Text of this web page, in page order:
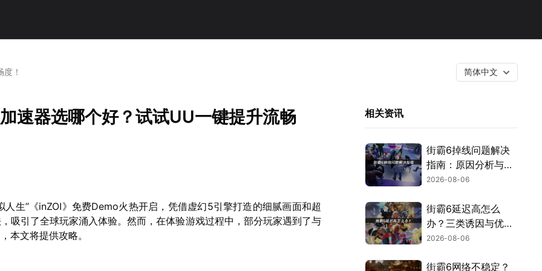
！ 简体中文
速器选哪个好？试试UU一键提升流畅
人生”《inZOI》免费Demo火热开启，凭借虚幻5引擎打造的细腻画面和超
吸引了全球玩家涌入体验。然而，在体验游戏过程中，部分玩家遇到了与
本文将提供攻略。
相关资讯
街霸6掉线问题解决
指南：原因分析与网
络优化技巧！
2026-08-06
街霸6延迟高怎么
办？三类诱因与优化
解决方案！
2026-08-06
街霸6网络不稳定？